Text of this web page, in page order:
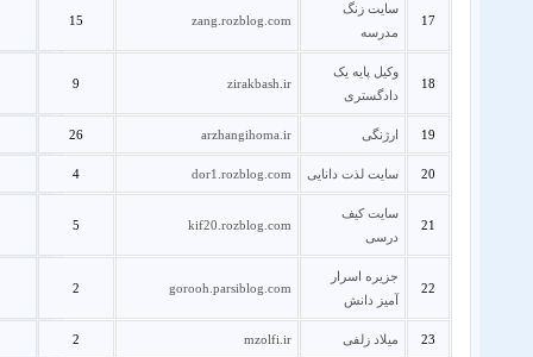
17
سایت زنگ
مدرسه
zang.rozblog.com
15
18
وکیل پایه یک
دادگستری
zirakbash.ir
9
19 ارژنگی arzhangihoma.ir
26
20 سایت لذت دانایی dor1.rozblog.com
4
21
سایت کیف
درسی
kif20.rozblog.com
5
22
جزیره اسرار
آمیز دانش
gorooh.parsiblog.com
2
23 میلاد زلفی mzolfi.ir
2